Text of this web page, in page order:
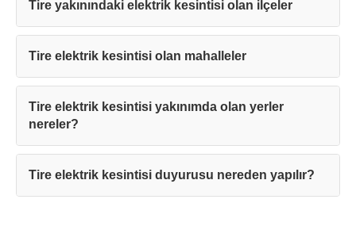
Tire yakınındaki elektrik kesintisi olan ilçeler
Tire elektrik kesintisi olan mahalleler
Tire elektrik kesintisi yakınımda olan yerler
nereler?
Tire elektrik kesintisi duyurusu nereden yapılır?
Kapat